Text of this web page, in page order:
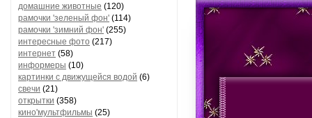
домашние животные (120)
рамочки 'зеленый фон' (114)
рамочки 'зимний фон' (255)
интересные фото (217)
интернет (58)
информеры (10)
картинки с движущейся водой (6)
свечи (21)
открытки (358)
кино'мультфильмы (25)